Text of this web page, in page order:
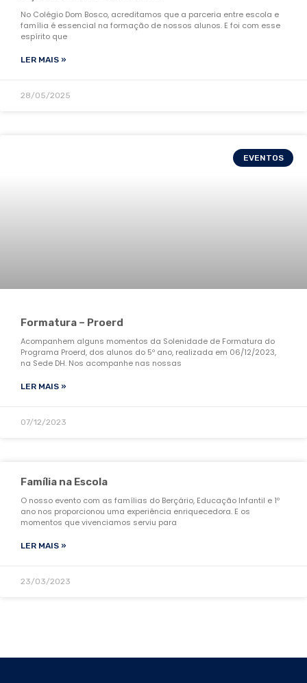
No Colégio Dom Bosco, acreditamos que a parceria entre escola e
família é essencial na formação de nossos alunos. E foi com esse
espírito que
LER MAIS »
28/05/2025
EVENTOS
Formatura – Proerd
Acompanhem alguns momentos da Solenidade de Formatura do
Programa Proerd, dos alunos do 5º ano, realizada em 06/12/2023,
na Sede DH. Nos acompanhe nas nossas
LER MAIS »
07/12/2023
Família na Escola
O nosso evento com as famílias do Berçário, Educação Infantil e 1º
ano nos proporcionou uma experiência enriquecedora. E os
momentos que vivenciamos serviu para
LER MAIS »
23/03/2023